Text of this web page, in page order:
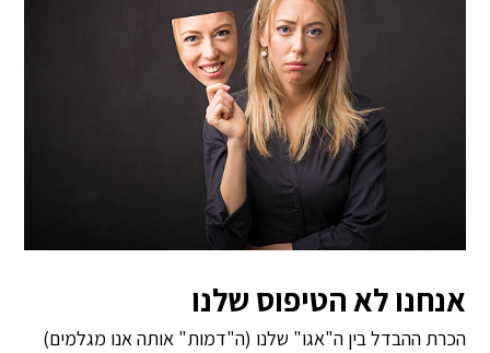
אנחנו לא הטיפוס שלנו
הכרת ההבדל בין ה"אגו" שלנו (ה"דמות" אותה אנו מגלמים)